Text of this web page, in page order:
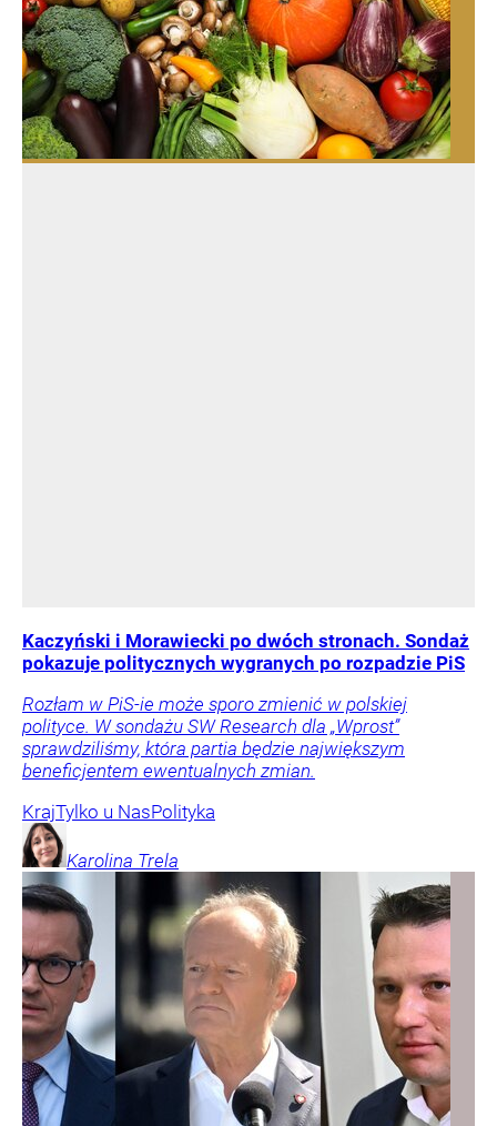
Kaczyński i Morawiecki po dwóch stronach. Sondaż
pokazuje politycznych wygranych po rozpadzie PiS
Rozłam w PiS-ie może sporo zmienić w polskiej
polityce. W sondażu SW Research dla „Wprost”
sprawdziliśmy, która partia będzie największym
beneficjentem ewentualnych zmian.
KrajTylko u NasPolityka
Karolina Trela